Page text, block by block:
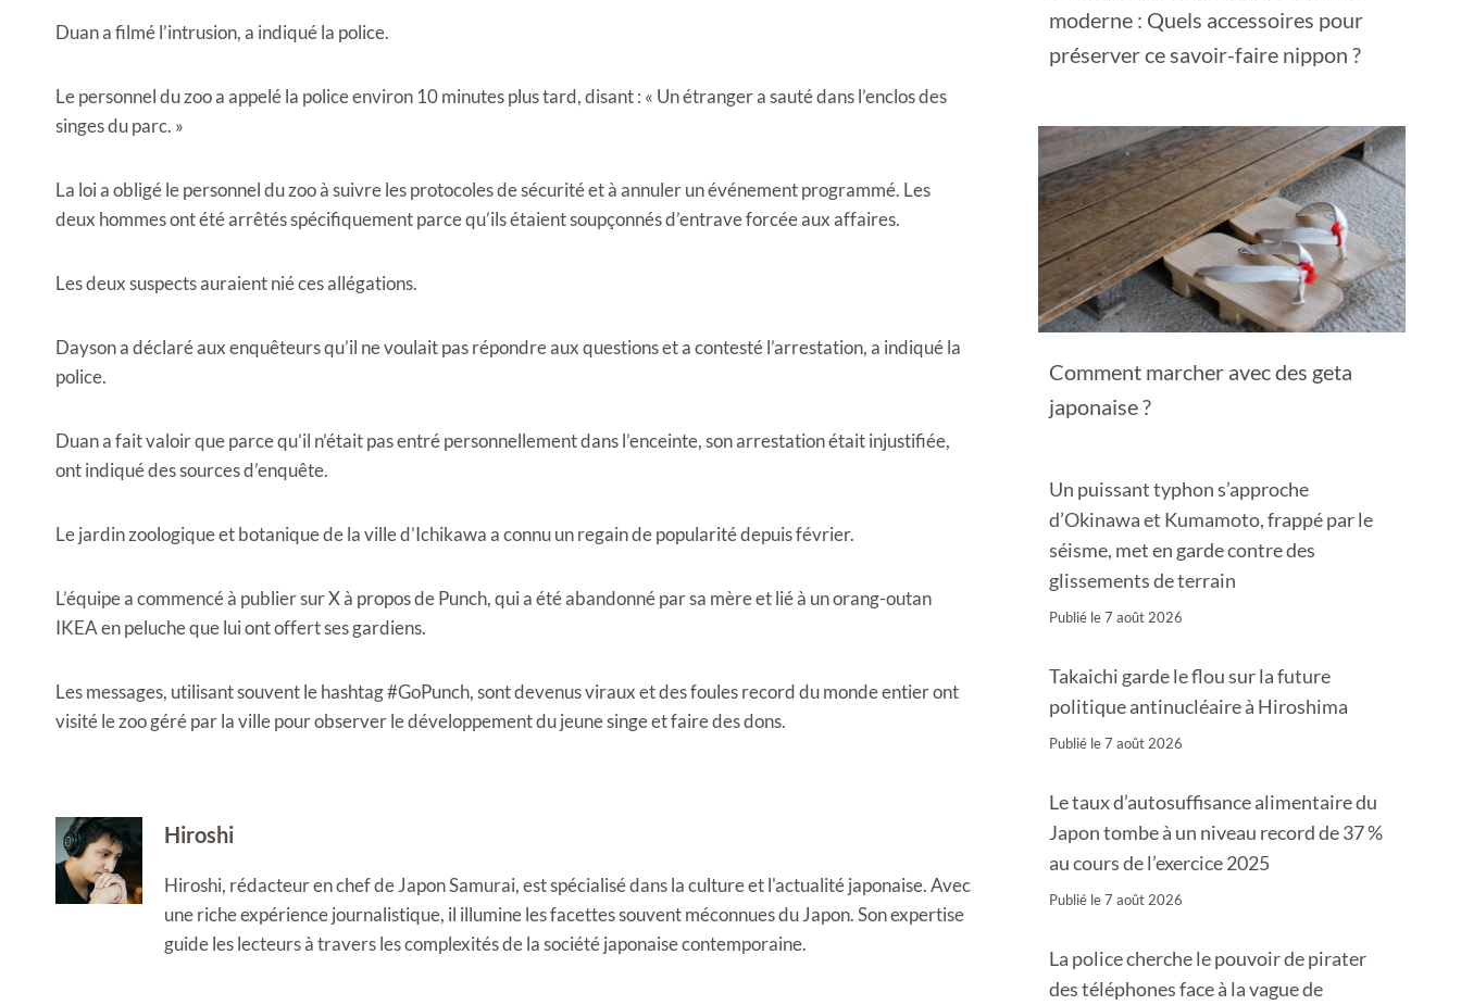
Duan a filmé l’intrusion, a indiqué la police.
Le personnel du zoo a appelé la police environ 10 minutes plus tard, disant : « Un étranger a sauté dans l’enclos des
singes du parc. »
La loi a obligé le personnel du zoo à suivre les protocoles de sécurité et à annuler un événement programmé. Les
deux hommes ont été arrêtés spécifiquement parce qu’ils étaient soupçonnés d’entrave forcée aux affaires.
Les deux suspects auraient nié ces allégations.
Dayson a déclaré aux enquêteurs qu’il ne voulait pas répondre aux questions et a contesté l’arrestation, a indiqué la
police.
Duan a fait valoir que parce qu’il n’était pas entré personnellement dans l’enceinte, son arrestation était injustifiée,
ont indiqué des sources d’enquête.
Le jardin zoologique et botanique de la ville d’Ichikawa a connu un regain de popularité depuis février.
L’équipe a commencé à publier sur X à propos de Punch, qui a été abandonné par sa mère et lié à un orang-outan
IKEA en peluche que lui ont offert ses gardiens.
Les messages, utilisant souvent le hashtag #GoPunch, sont devenus viraux et des foules record du monde entier ont
visité le zoo géré par la ville pour observer le développement du jeune singe et faire des dons.
Hiroshi
Hiroshi, rédacteur en chef de Japon Samurai, est spécialisé dans la culture et l'actualité japonaise. Avec
une riche expérience journalistique, il illumine les facettes souvent méconnues du Japon. Son expertise
guide les lecteurs à travers les complexités de la société japonaise contemporaine.
moderne : Quels accessoires pour
préserver ce savoir-faire nippon ?
Comment marcher avec des geta
japonaise ?
Un puissant typhon s’approche
d’Okinawa et Kumamoto, frappé par le
séisme, met en garde contre des
glissements de terrain
Publié le7 août 2026
Takaichi garde le flou sur la future
politique antinucléaire à Hiroshima
Publié le7 août 2026
Le taux d’autosuffisance alimentaire du
Japon tombe à un niveau record de 37 %
au cours de l’exercice 2025
Publié le7 août 2026
La police cherche le pouvoir de pirater
des téléphones face à la vague de